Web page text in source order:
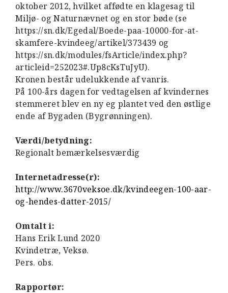
oktober 2012, hvilket affødte en klagesag til
Miljø- og Naturnævnet og en stor bøde (se
https://sn.dk/Egedal/Boede-paa-10000-for-at-
skamfere-kvindeeg/artikel/373439 og
https://sn.dk/modules/fsArticle/index.php?
articleid=252023#.Up8cKsTuJyU).
Kronen består udelukkende af vanris.
På 100-års dagen for vedtagelsen af kvindernes
stemmeret blev en ny eg plantet ved den østlige
ende af Bygaden (Bygrønningen).
Værdi/betydning:
Regionalt bemærkelsesværdig
Internetadresse(r):
http://www.3670veksoe.dk/kvindeegen-100-aar-
og-hendes-datter-2015/
Omtalt i:
Hans Erik Lund 2020
Kvindetræ, Veksø.
Pers. obs.
Rapportør: